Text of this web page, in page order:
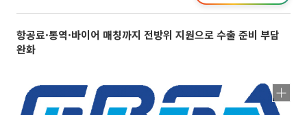
항공료·통역·바이어 매칭까지 전방위 지원으로 수출 준비 부담
완화